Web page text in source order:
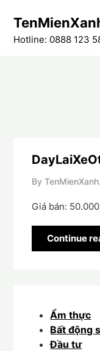
content
Hotline: 0888 123
By
Giá bán:
Continue
Ẩm thực
Bất động
Đầu tư